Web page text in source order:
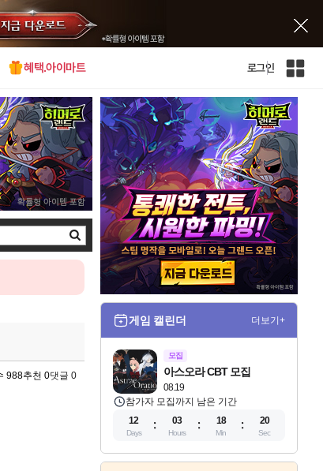
혜택.아이마트 로그인
인
전
이
트
맵
검
색
988추천 0댓글 0
게임 캘린더 더보기+
모집
08.19
아스오라 CBT 모집
참가자 모집까지 남은 기간
12
Days
03
Hours
18
Min
19
Sec